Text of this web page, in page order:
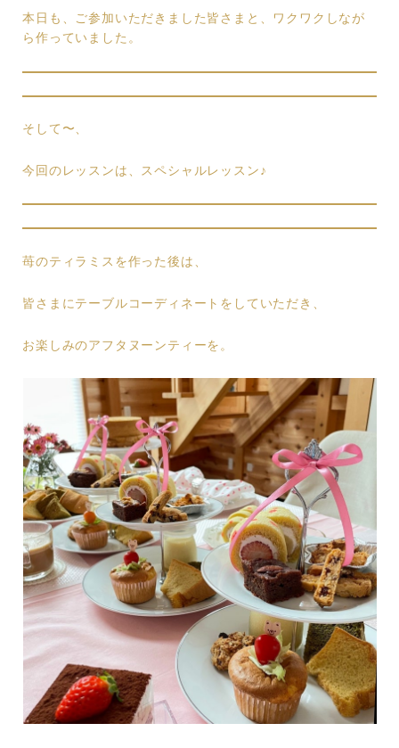
本日も、ご参加いただきました皆さまと、ワクワクしなが
ら作っていました。
そして〜、
今回のレッスンは、スペシャルレッスン♪
苺のティラミスを作った後は、
皆さまにテーブルコーディネートをしていただき、
お楽しみのアフタヌーンティーを。